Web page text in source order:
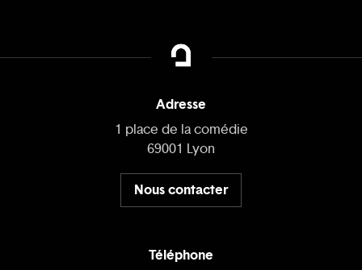
Adresse
1 place de la comédie
69001 Lyon
Nous contacter
Téléphone